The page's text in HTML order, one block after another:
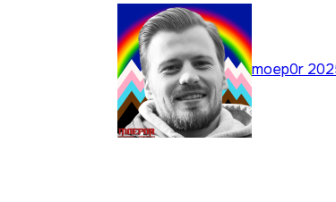
Assistant
moep0r